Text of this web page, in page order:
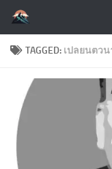
Skip to content
TAGGED: เปลยนตวน